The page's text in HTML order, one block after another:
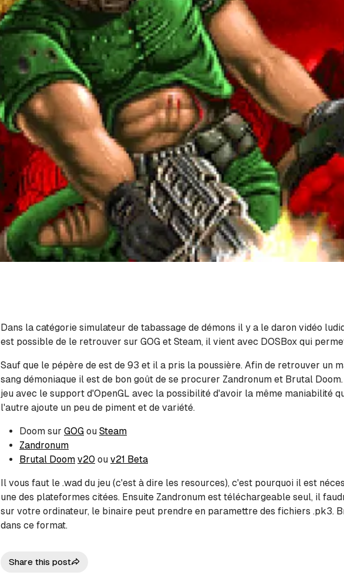
Dans la catégorie simulateur de tabassage de démons il y a le daron vidéo
est possible de le retrouver sur GOG et Steam, il vient avec DOSBox qui
Sauf que le pépère de est de 93 et il a pris la poussière. Afin de retrouver un
sang démoniaque il est de bon goût de se procurer Zandronum et Brutal
jeu avec le support d'OpenGL avec la possibilité d'avoir la même maniabilité
l'autre ajoute un peu de piment et de variété.
Doom sur GOG ou Steam
Zandronum
Brutal Doom v20 ou v21 Beta
Il vous faut le .wad du jeu (c'est à dire les resources), c'est pourquoi il est
une des plateformes citées. Ensuite Zandronum est téléchargeable seul, il
sur votre ordinateur, le binaire peut prendre en paramettre des fichiers .pk3.
dans ce format.
Share this post